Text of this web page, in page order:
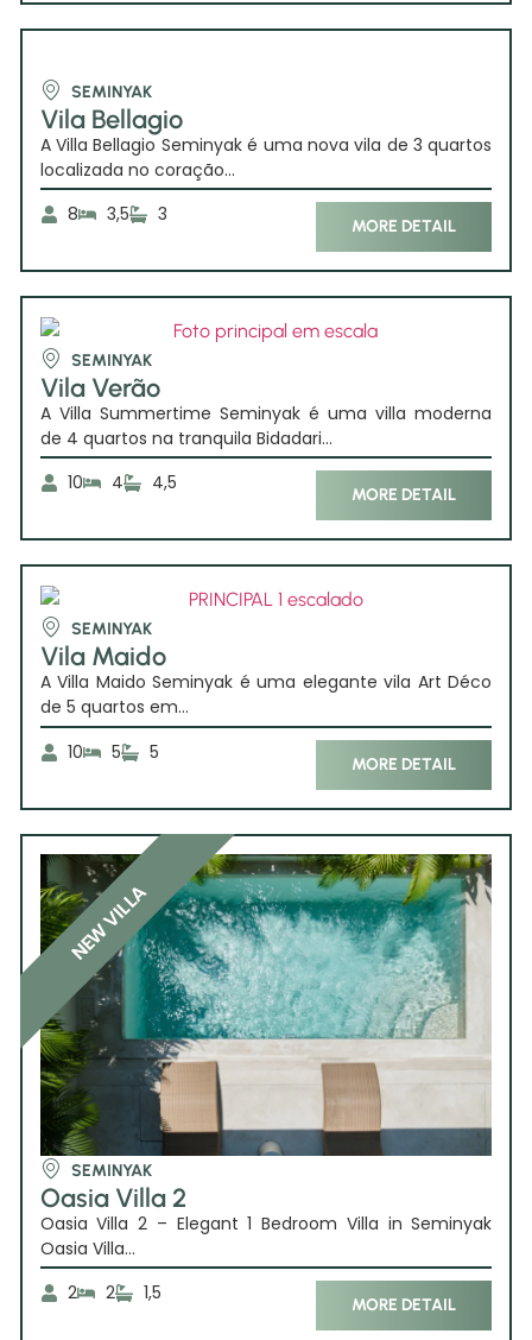
SEMINYAK
Vila Bellagio
A Villa Bellagio Seminyak é uma nova vila de 3 quartos
localizada no coração...
8
3,5 3
MORE DETAIL
SEMINYAK
Vila Verão
A Villa Summertime Seminyak é uma villa moderna
de 4 quartos na tranquila Bidadari...
10
4 4,5
MORE DETAIL
SEMINYAK
Vila Maido
A Villa Maido Seminyak é uma elegante vila Art Déco
de 5 quartos em...
10
5 5
MORE DETAIL
NEW VILLA
SEMINYAK
Oasia Villa 2
Oasia Villa 2 – Elegant 1 Bedroom Villa in Seminyak
Oasia Villa...
2
2 1,5
MORE DETAIL